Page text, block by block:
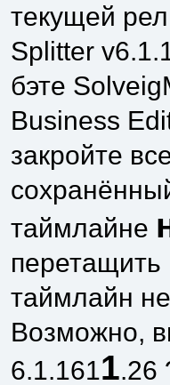
текущей
Splitter
бэте
Business
закройте
таймлайне
таймлайн
Возможно,
6.1.1611.26